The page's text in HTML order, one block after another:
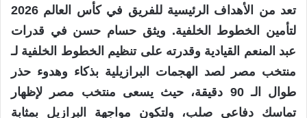
تعد من الأهداف الرئيسية للفريق في كأس العالم 2026
لتأمين الخطوط الخلفية. ويثق حسام حسن في قدرات
عبد المنعم القيادية وقدرته على تنظيم الخطوط الخلفية لـ
منتخب مصر لصد الهجمات البرازيلية بذكاء وهدوء حذر
طوال الـ 90 دقيقة، حيث يسعى منتخب مصر لإظهار
تماسك دفاعي صلب، ولتكون مواجهة البرازيل بمثابة